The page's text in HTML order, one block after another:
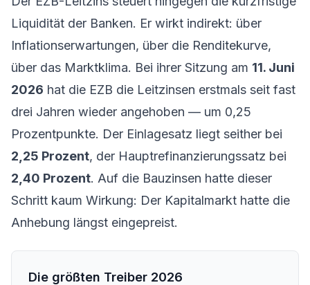
Liquidität der Banken. Er wirkt indirekt: über
Inflationserwartungen, über die Renditekurve,
über das Marktklima. Bei ihrer Sitzung am 11. Juni
2026 hat die EZB die Leitzinsen erstmals seit fast
drei Jahren wieder angehoben — um 0,25
Prozentpunkte. Der Einlagesatz liegt seither bei
2,25 Prozent, der Hauptrefinanzierungssatz bei
2,40 Prozent. Auf die Bauzinsen hatte dieser
Schritt kaum Wirkung: Der Kapitalmarkt hatte die
Anhebung längst eingepreist.
Die größten Treiber 2026